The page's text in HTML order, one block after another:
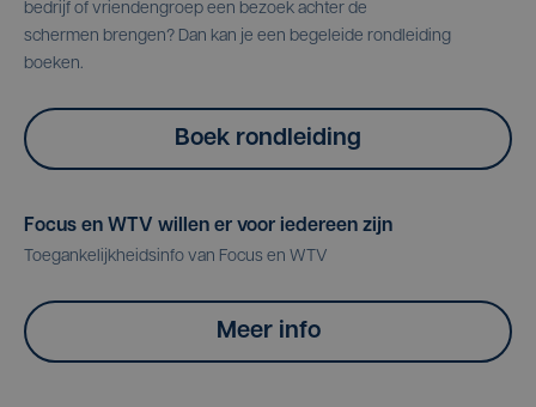
bedrijf of vriendengroep een bezoek achter de
schermen brengen? Dan kan je een begeleide rondleiding
boeken.
Boek rondleiding
Focus en WTV willen er voor iedereen zijn
Toegankelijkheidsinfo van Focus en WTV
Meer info